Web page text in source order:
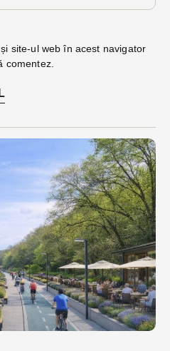
site-ul web în acest navigator
comentez.